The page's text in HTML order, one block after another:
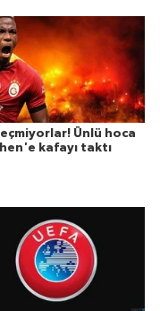
Ünlü hoca
kafayı taktı